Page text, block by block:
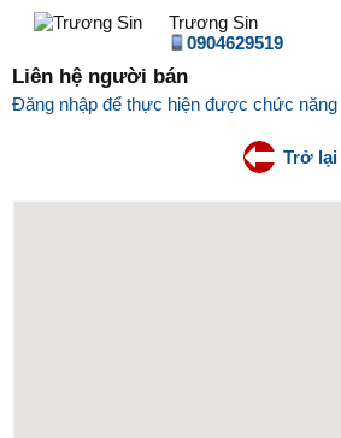
Trương Sin
0904629519
Liên hệ người bán
Đăng nhập để thực hiện được chức năng
Trở lại